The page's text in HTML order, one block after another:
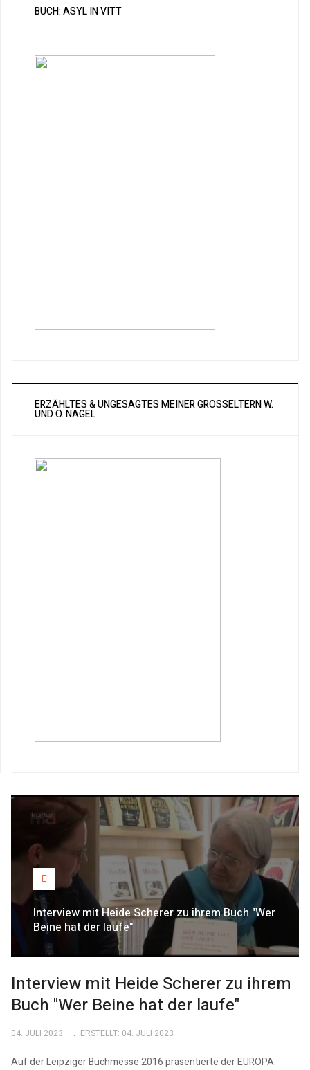
BUCH: ASYL IN VITT
ERZÄHLTES & UNGESAGTES MEINER GROSSELTERN W. U
ND O. NAGEL
Interview mit Heide Scherer zu ihrem Buch "Wer
Beine hat der laufe"
Interview mit Heide Scherer zu ihrem
Buch "Wer Beine hat der laufe"
04. JULI 2023 ERSTELLT: 04. JULI 2023
Auf der Leipziger Buchmesse 2016 präsentierte der EUROPA